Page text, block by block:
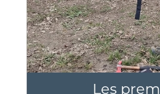
Les